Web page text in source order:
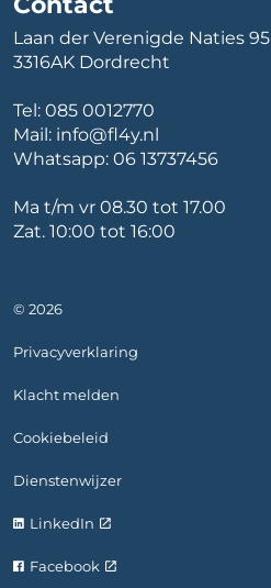
Laan der Verenigde Naties 95
3316AK Dordrecht
Tel: 085 0012770
Mail: info@fl4y.nl
Whatsapp: 06 13737456
Ma t/m vr 08.30 tot 17.00
Zat. 10:00 tot 16:00
© 2026
Privacyverklaring
Klacht melden
Cookiebeleid
Dienstenwijzer
LinkedIn
Facebook